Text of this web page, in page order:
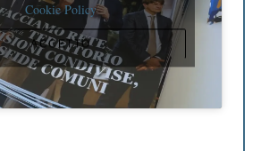
Cookie Policy
ACCETTO